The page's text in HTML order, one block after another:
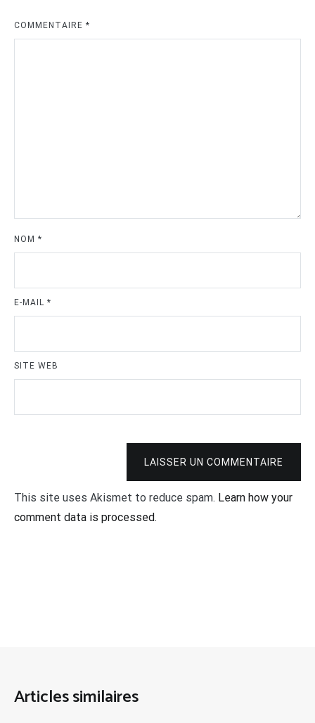
COMMENTAIRE *
NOM *
E-MAIL *
SITE WEB
LAISSER UN COMMENTAIRE
This site uses Akismet to reduce spam. Learn how your
comment data is processed.
Articles similaires